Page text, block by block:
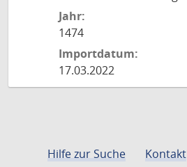
Jahr:
1474
Importdatum:
17.03.2022
Hilfe zur Suche Kontakt